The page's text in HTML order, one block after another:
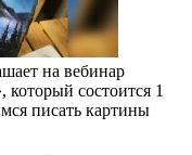
на вебинар
состоится 1
писать картины